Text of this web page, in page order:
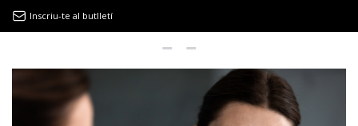
EL CLÀSSIC | ALBERT PLA
Inscriu-te al butlletí